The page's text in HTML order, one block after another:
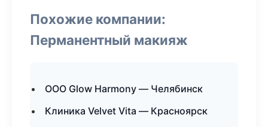
Похожие компании:
Перманентный макияж
ООО Glow Harmony — Челябинск
Клиника Velvet Vita — Красноярск